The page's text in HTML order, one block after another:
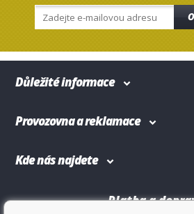
Důležité informace
Provozovna a reklamace
Kde nás najdete
Platba a